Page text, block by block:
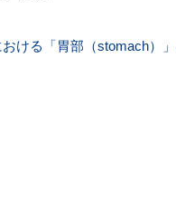
ける「胃部（stomach）